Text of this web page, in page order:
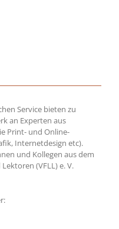
Service bieten zu
an Experten aus
Print- und Online-
Internetdesign etc).
und Kollegen aus dem
(VFLL) e. V.